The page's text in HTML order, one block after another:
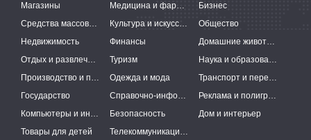
Магазины
Медицина и фармацевтика
Бизнес
Средства массовой информации
Культура и искусство
Общество
Недвижимость
Финансы
Домашние животные
Отдых и развлечения
Туризм
Наука и образование
Производство и поставки
Одежда и мода
Транспорт и перевозки
Государство
Справочно-информационные системы
Реклама и полиграфия
Компьютеры и интернет
Безопасность
Дом и интерьер
Товары для детей
Телекоммуникации и связь